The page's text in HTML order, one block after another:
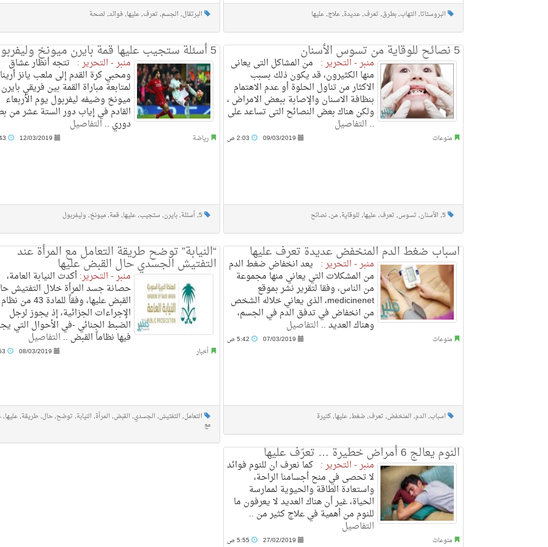
البرتقال, الجسم, تعرف,عليها,فوائد, لصحة البروستاتا, التهاب,بطرق, تعرف,عديدة,علاج,عليها
5 أسئلة ستجيب عليها قمة بايرن ميونخ وليفربول
منبر - التحرير : تتجه أنظار عشاق
ومحبي كرة القدم إلى ملعب يانز أرينا
لمتابعة مباراة القمة بين فريقي بايرن
ميونخ وضيفه ليفربول يوم الأربعاء
القادم في إياب دور الستة عشر من
دوري ..التفاصيل
رياضة 12/03/2019
5
,أسئلة,بايرن, ستجيب,عليها,قمة,ميونخ, وليفربول
5 نصائح للوقاية من تسوس الأسنان
منبر - التحرير : من المشاكل التى يعانى
منها الكثيرون، قد يكون ذلك بسبب
الاكثار من تناول الحلوة أو عدم الاهتمام
بنظافة الاسنان والإصابة ببعض الامراض ،
ولكن هناك بعض النصائح التى تساعد على
.. التفاصيل
منوعات 09/03/2019
5
, الأسنان, تسوس, تعرف,عليها, للوقاية,من,نصائح
“النيابة” توضح طريقة التعامل مع المرأة عند
التفتيش الجسدي حال القبض عليها
منبر - التحرير:أكدت النيابة العامة،
حصانة جسد المرأة خلال التفتيش
القبض عليها، وفقاً للمادة 43 من نظام
الإجراءات الجزائية، إذ يجوز لرجل
الضبط الجنائي -في الأحوال التي
فيها نظاماً القبض .. التفاصيل
أخبار 08/03/2019
التعامل, التفتيش, الجسدي, القبض, المرأة, النيابة, توضح,حال, طريقة,عليها,
مع
اسباب ضغط الدم المنخفض عديدة تعرف عليها
منبر - التحرير : يعد انخفاض ضغط الدم
من المشكلات التي يعاني منها مجموعة
من الناس، وفقا لتقرير نشر بموقع
medicinenet، الذى يعاني خلاله الشخص
من انخفاض في تدفق الدم في الجسم،
وهناك العديد ..التفاصيل
منوعات 07/03/2019
اسباب, الدم, المنخفض, تعرف,ضغط,عليها,كثيرة
النوم يعالج 6 أمراض خطيرة … تعرّف عليها
منبر - التحرير : كما نعرف ان للنوم فوائد
لا تحصى في منح أجسامنا الراحة،
واستعادة الطاقة والحيوية لممارسة
الحياة، غير أن هناك العديد لا يعرفون ما
للنوم من أهمية في علاج كثير من ..
التفاصيل
منوعات 27/02/2019